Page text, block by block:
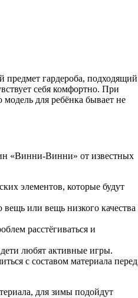
предмет гардероба, подходящий
себя комфортно. При
для ребёнка бывает не
«Винни-Винни» от известных
элементов, которые будут
или вещь низкого качества
расстёгиваться и
любят активные игры.
с составом материала перед
для зимы подойдут